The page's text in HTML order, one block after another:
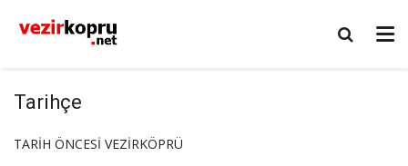
Tarihçe
TARİH ÖNCESİ VEZİRKÖPRÜ